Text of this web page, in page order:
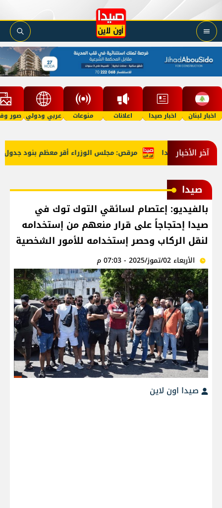
اخبار لبنان اخبار صيدا اعلانات منوعات عربي ودولي صور
آخر الأخبار مرقص: مجلس الوزراء أقر معظم بنود جدول قصر بعبدا
صيدا
بالفيديو: إعتصام لسائقي التوك توك في
صيدا إحتجاجاً على قرار منعهم من إستخدامه
لنقل الركاب وحصر إستخدامه للأمور الشخصية
الأربعاء 02/تموز/2025 - 07:03 م
صيدا اون لاين